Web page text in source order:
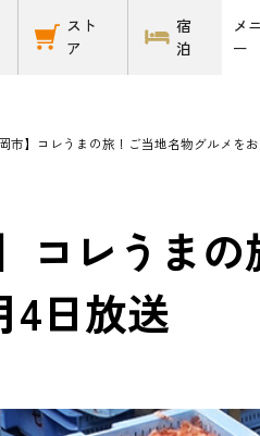
スト
ア
宿
泊
メ
ー
市】コレうまの旅！ご当地名物グルメを
コレうま
4日放送